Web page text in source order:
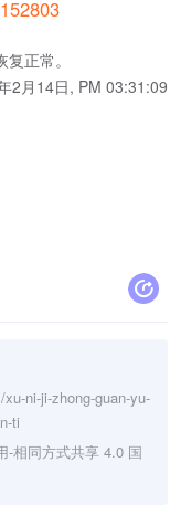
正常。
2月14日, PM 03:31:09
ni-ji-zhong-guan-yu-
ti
-相同方式共享 4.0 国